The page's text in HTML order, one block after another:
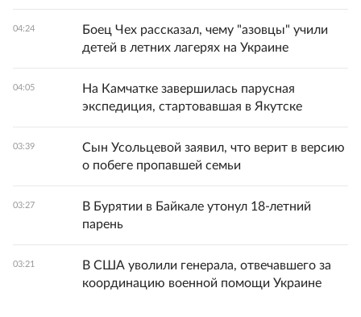
04:24
Боец Чех рассказал, чему "азовцы" учили
детей в летних лагерях на Украине
04:05
На Камчатке завершилась парусная
экспедиция, стартовавшая в Якутске
03:39
Сын Усольцевой заявил, что верит в версию
о побеге пропавшей семьи
03:27
В Бурятии в Байкале утонул 18-летний
парень
03:21
В США уволили генерала, отвечавшего за
координацию военной помощи Украине